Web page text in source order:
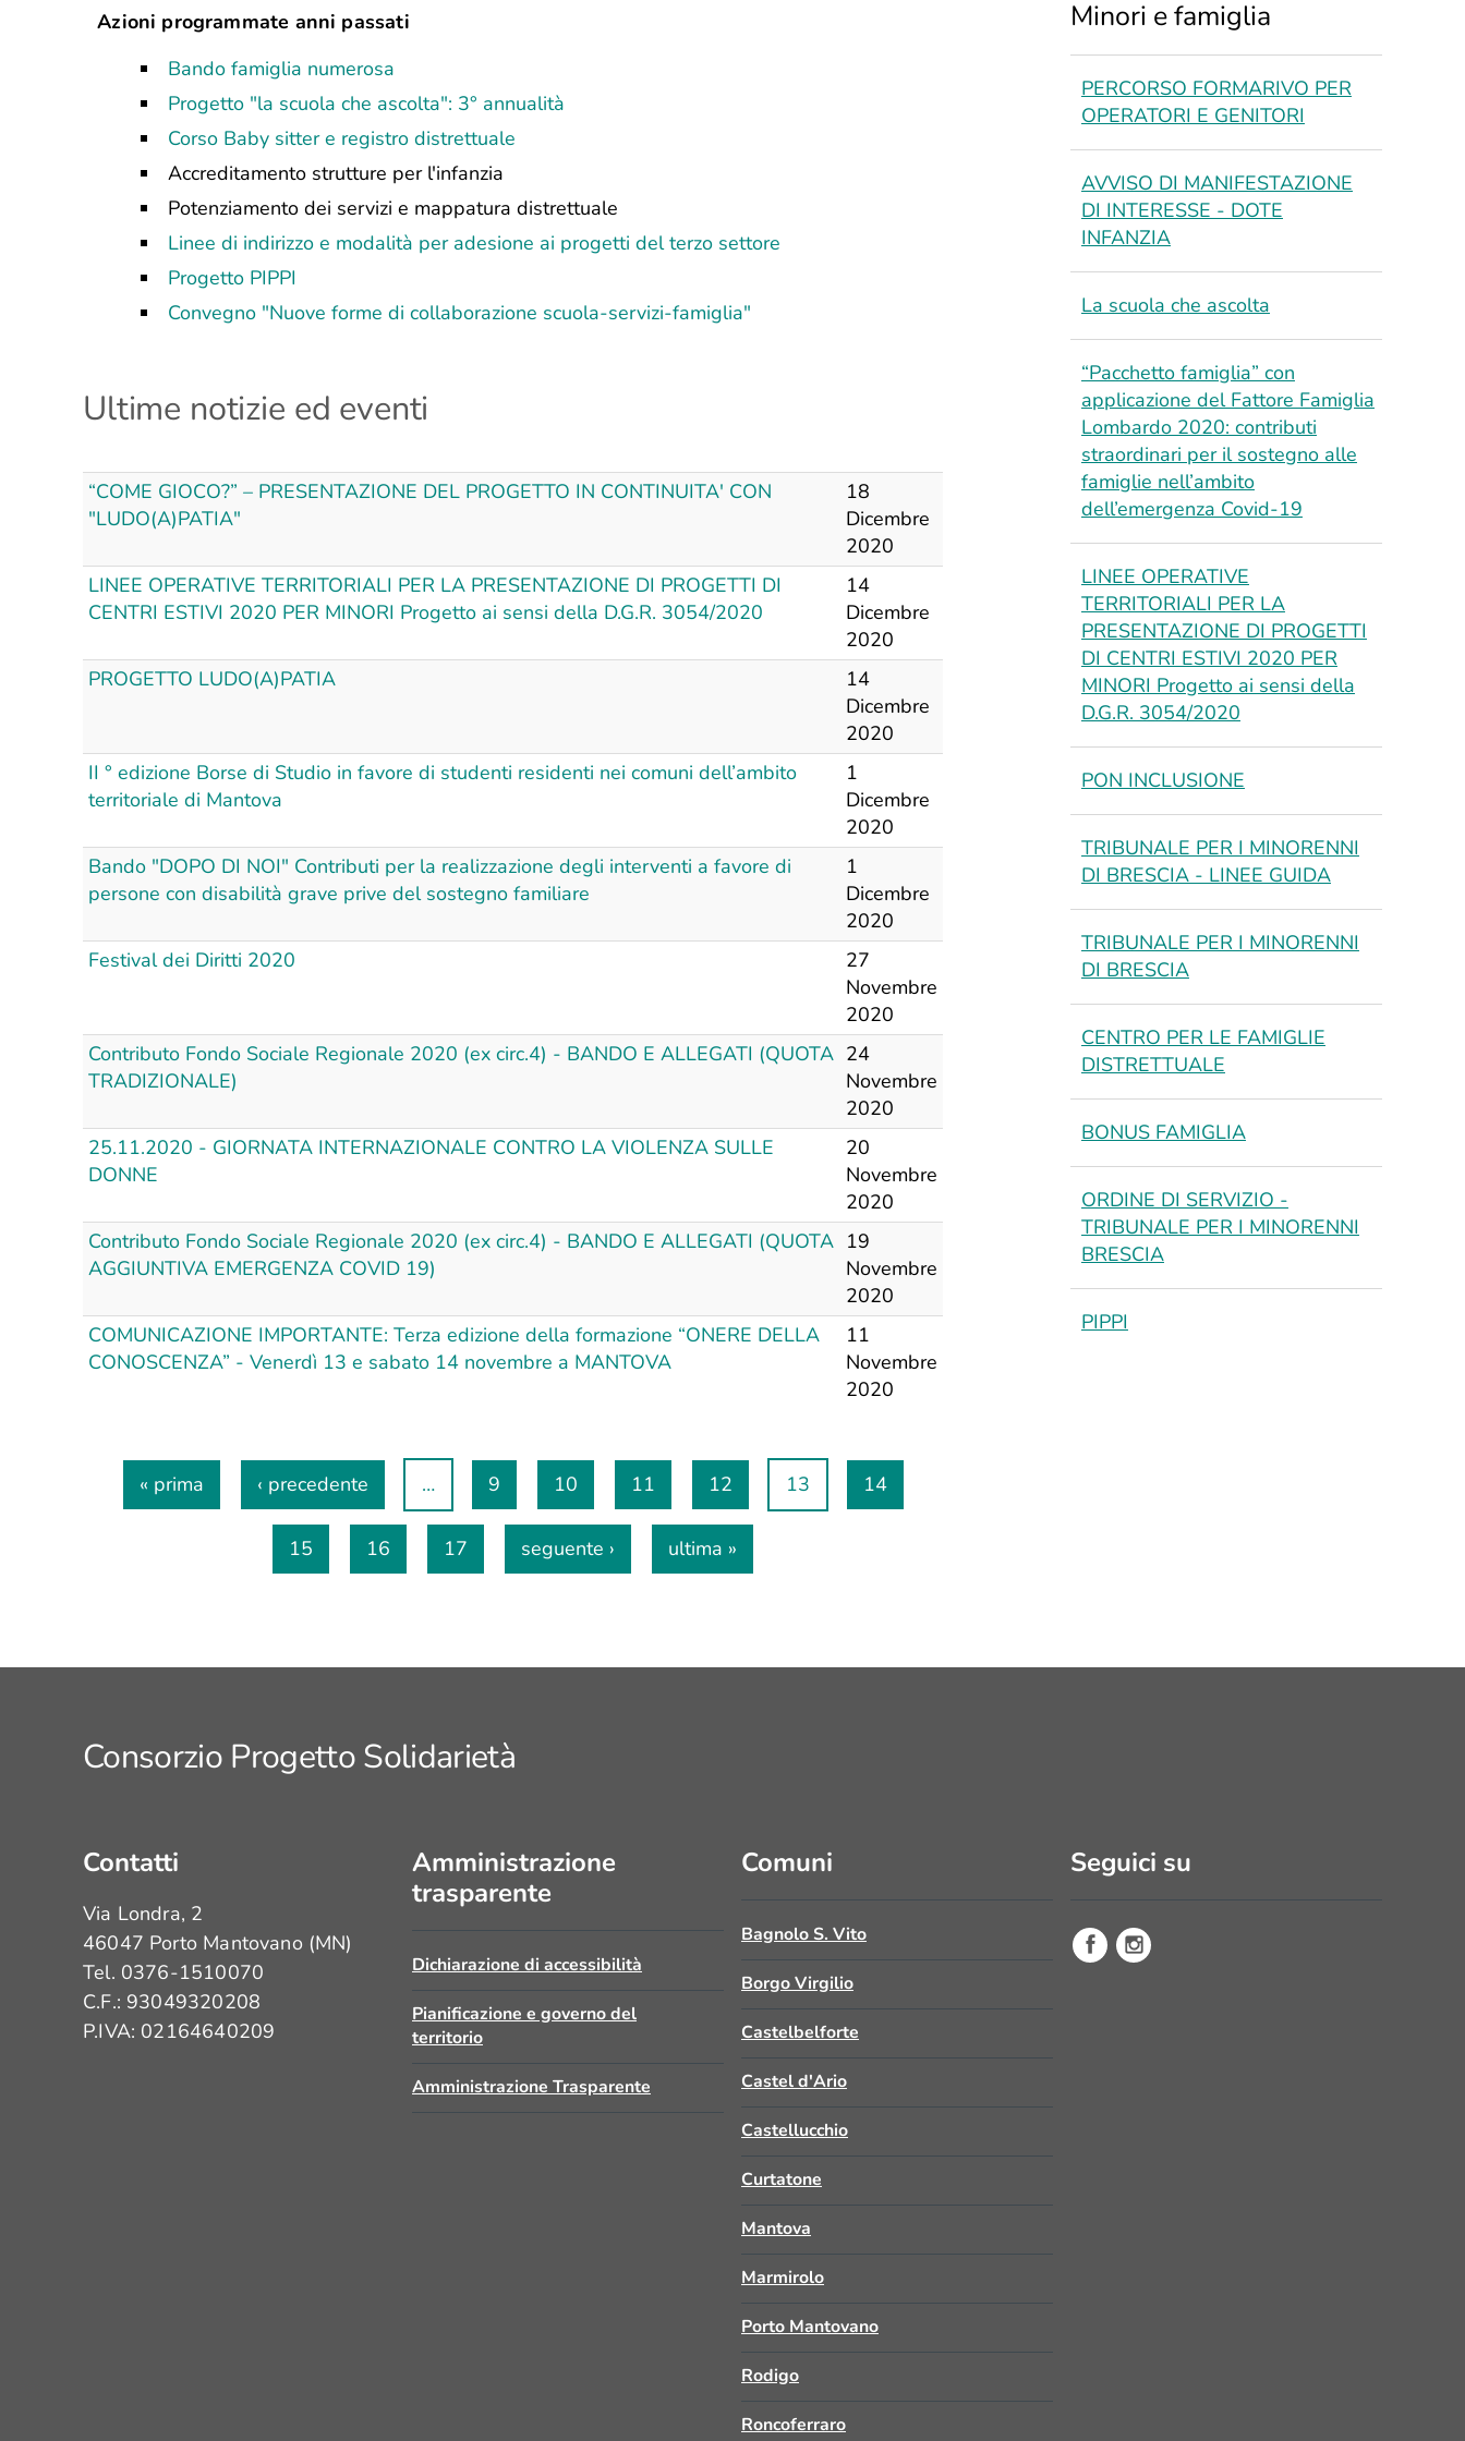
Azioni programmate anni passati
Bando famiglia numerosa
Progetto "la scuola che ascolta": 3° annualità
Corso Baby sitter e registro distrettuale
Accreditamento strutture per l'infanzia
Potenziamento dei servizi e mappatura distrettuale
Linee di indirizzo e modalità per adesione ai progetti del terzo settore
Progetto PIPPI
Convegno "Nuove forme di collaborazione scuola-servizi-famiglia"
PER
MINORI
PER I
Ultime notizie ed eventi
“COME GIOCO?” – PRESENTAZIONE DEL PROGETTO IN CONTINUITA' CON
"LUDO(A)PATIA"
18
Dicembre
2020
LINEE OPERATIVE TERRITORIALI PER LA PRESENTAZIONE DI PROGETTI DI
CENTRI ESTIVI 2020 PER MINORI Progetto ai sensi della D.G.R. 3054/2020
14
Dicembre
2020
PROGETTO LUDO(A)PATIA
14
Dicembre
2020
II ° edizione Borse di Studio in favore di studenti residenti nei comuni dell’ambito
territoriale di Mantova
1
Dicembre
2020
Bando "DOPO DI NOI" Contributi per la realizzazione degli interventi a favore di
persone con disabilità grave prive del sostegno familiare
1
Dicembre
2020
Festival dei Diritti 2020
27
Novembre
2020
Contributo Fondo Sociale Regionale 2020 (ex circ.4) - BANDO E ALLEGATI (QUOTA
TRADIZIONALE)
24
Novembre
2020
25.11.2020 - GIORNATA INTERNAZIONALE CONTRO LA VIOLENZA SULLE
DONNE
20
Novembre
2020
Contributo Fondo Sociale Regionale 2020 (ex circ.4) - BANDO E ALLEGATI (QUOTA
AGGIUNTIVA EMERGENZA COVID 19)
19
Novembre
2020
COMUNICAZIONE IMPORTANTE: Terza edizione della formazione “ONERE DELLA
CONOSCENZA” - Venerdì 13 e sabato 14 novembre a MANTOVA
11
Novembre
2020
« prima ‹ precedente … 9 10 11 12 13 14
15 16 17 seguente › ultima »
Minori e famiglia
PERCORSO FORMARIVO PER
OPERATORI E GENITORI
AVVISO DI MANIFESTAZIONE
DI INTERESSE - DOTE
INFANZIA
La scuola che ascolta
“Pacchetto famiglia” con
applicazione del Fattore Famiglia
Lombardo 2020: contributi
straordinari per il sostegno alle
famiglie nell’ambito
dell’emergenza Covid-19
LINEE OPERATIVE
TERRITORIALI PER LA
PRESENTAZIONE DI PROGETTI
DI CENTRI ESTIVI 2020 PER
MINORI Progetto ai sensi della
D.G.R. 3054/2020
PON INCLUSIONE
TRIBUNALE PER I MINORENNI
DI BRESCIA - LINEE GUIDA
TRIBUNALE PER I MINORENNI
DI BRESCIA
CENTRO PER LE FAMIGLIE
DISTRETTUALE
BONUS FAMIGLIA
ORDINE DI SERVIZIO -
TRIBUNALE PER I MINORENNI
BRESCIA
PIPPI
Consorzio Progetto Solidarietà
Contatti
Via Londra, 2
46047 Porto Mantovano (MN)
Tel. 0376-1510070
C.F.: 93049320208
P.IVA: 02164640209
Amministrazione
trasparente
Dichiarazione di accessibilità
Pianificazione e governo del
territorio
Amministrazione Trasparente
Comuni
Bagnolo S. Vito
Borgo Virgilio
Castelbelforte
Castel d'Ario
Castellucchio
Curtatone
Mantova
Marmirolo
Porto Mantovano
Rodigo
Roncoferraro
Seguici su